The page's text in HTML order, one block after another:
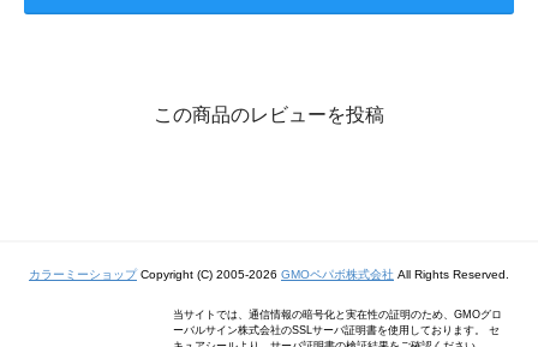
この商品のレビューを投稿
カラーミーショップCopyright (C) 2005-2026 GMOペパボ株式会社 All Rights Reserved.
当サイトでは、通信情報の暗号化と実在性の証明のため、GMOグロ
ーバルサイン株式会社のSSLサーバ証明書を使用しております。 セ